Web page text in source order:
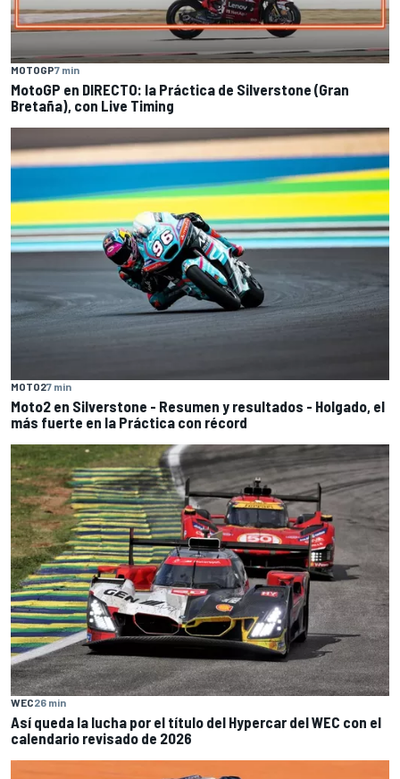
MOTOGP7 min
MotoGP en DIRECTO: la Práctica de Silverstone (Gran
Bretaña), con Live Timing
MOTO27 min
Moto2 en Silverstone - Resumen y resultados - Holgado, el
más fuerte en la Práctica con récord
WEC26 min
Así queda la lucha por el título del Hypercar del WEC con el
calendario revisado de 2026